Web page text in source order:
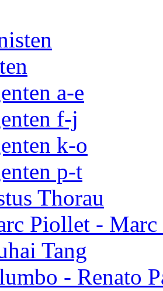
a-e
f-j
k-o
p-t
Thorau
Piollet -
Tang
- Renato